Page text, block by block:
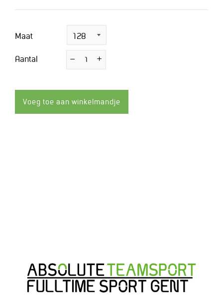
Maat
Aantal
met
met
Voeg toe aan winkelmandje